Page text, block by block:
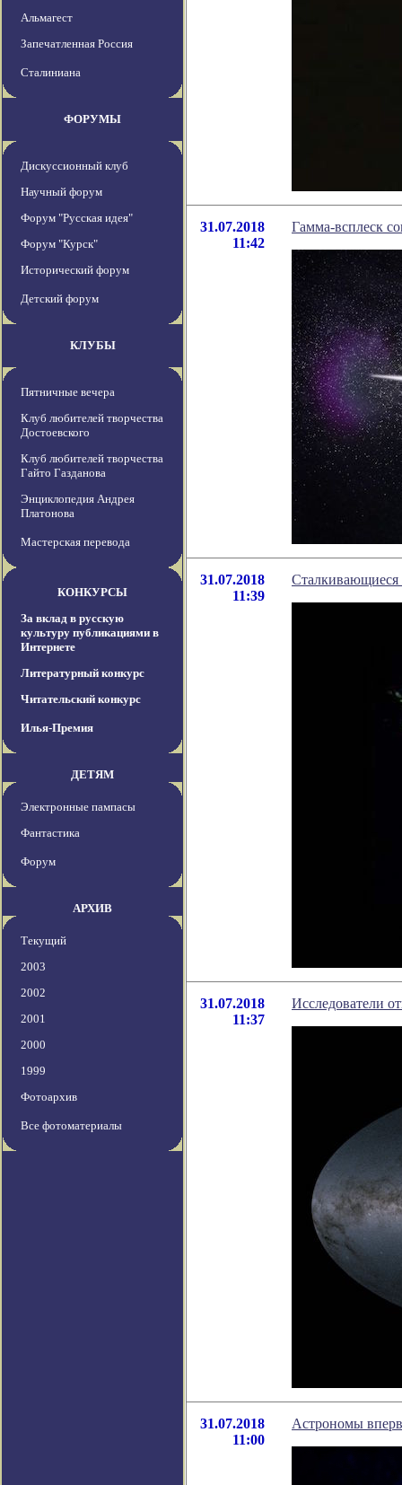
Альмагест
Запечатленная Россия
Сталиниана
ФОРУМЫ
Дискуссионный клуб
Научный форум
Форум "Русская идея"
Форум "Курск"
Исторический форум
Детский форум
КЛУБЫ
Пятничные вечера
Клуб любителей творчества
Достоевского
Клуб любителей творчества
Гайто Газданова
Энциклопедия Андрея
Платонова
Мастерская перевода
КОНКУРСЫ
За вклад в русскую
культуру публикациями в
Интернете
Литературный конкурс
Читательский конкурс
Илья-Премия
ДЕТЯМ
Электронные пампасы
Фантастика
Форум
АРХИВ
Текущий
2003
2002
2001
2000
1999
Фотоархив
Все фотоматериалы
31.07.2018
11:42
Гамма-всплеск
31.07.2018
11:39
Сталкивающиеся
31.07.2018
11:37
Исследователи
31.07.2018
11:00
Астрономы